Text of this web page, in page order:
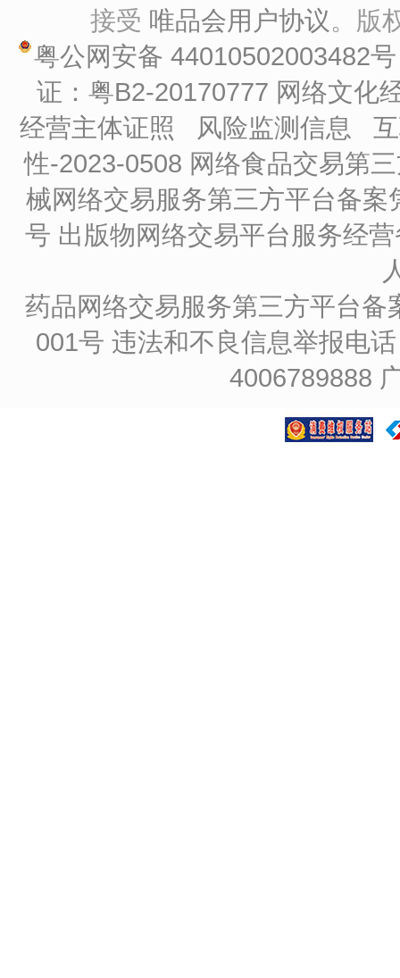
接受 唯品会用户协议。版
粤公网安备 44010502003482
证：粤B2-20170777 网络文化
经营主体证照
风险监测信息
性-2023-0508 网络食品交易第
械网络交易服务第三方平台备
号 出版物网络交易平台服务经
药品网络交易服务第三方平台
001号 违法和不良信息举报电
4006789888